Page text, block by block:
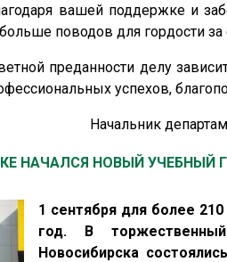
вашей поддержке и
поводов для гордости за
преданности делу
успехов,
Начальник
НАЧАЛСЯ НОВЫЙ УЧЕБНЫЙ
1 сентября для более
год. В
Новосибирска